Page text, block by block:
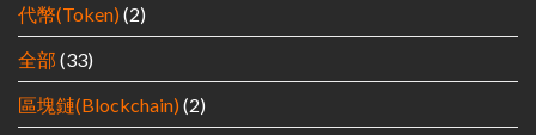
代幣(Token) (2)
全部 (33)
區塊鏈(Blockchain) (2)